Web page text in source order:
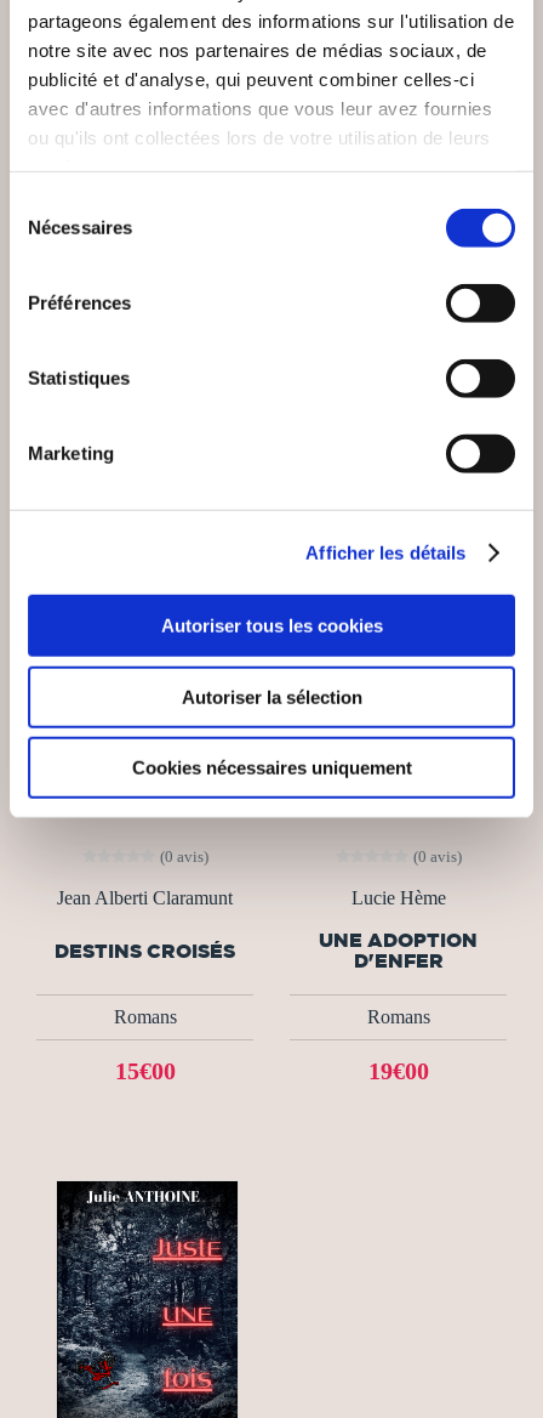
partageons également des informations sur l'utilisation de
notre site avec nos partenaires de médias sociaux, de
publicité et d'analyse, qui peuvent combiner celles-ci
avec d'autres informations que vous leur avez fournies
ou qu'ils ont collectées lors de votre utilisation de leurs
Nécessaires
Préférences
Statistiques
Marketing
Afficher les détails
Autoriser tous les cookies
Autoriser la sélection
Cookies nécessaires uniquement
OMBRE
(24 avis)
Damien LANDEAU
TOURMENTES
(0 avis)
Jean Alberti Claramunt
DESTINS CROISÉS
Romans
15€00
(0 avis)
Lucie Hème
UNE ADOPTION
D'ENFER
Romans
19€00